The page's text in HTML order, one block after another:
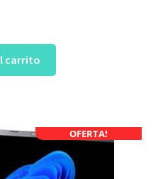
carrito
OFERTA!